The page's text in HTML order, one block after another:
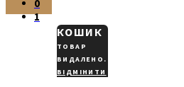
0
1
КОШИК
ТОВАР
ВИДАЛЕНО.
ВІДМІНИТИ